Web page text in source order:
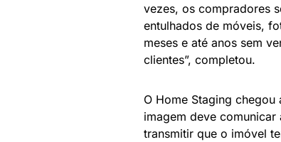
vezes, os compradores
entulhados de móveis,
meses e até anos sem
clientes”, completou.
O Home Staging chegou
imagem deve
transmitir que o imóvel